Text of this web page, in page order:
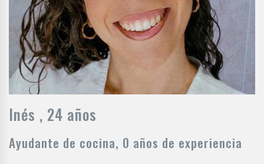
Inés , 24 años
Ayudante de cocina, 0 años de experiencia